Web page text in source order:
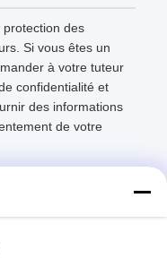
des
Si vous êtes un
à votre tuteur
confidentialité et
des informations
de votre